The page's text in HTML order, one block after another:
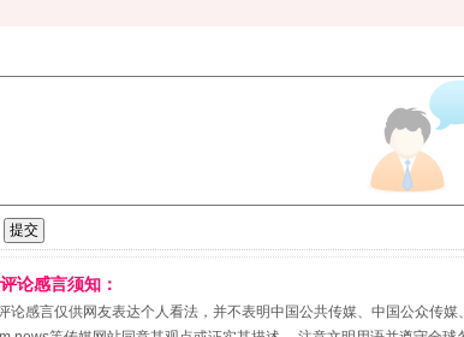
生物安全法正式
论感言须知：
论感言仅供网友表达个人看法，并不表明中国公共传媒、中国公众传